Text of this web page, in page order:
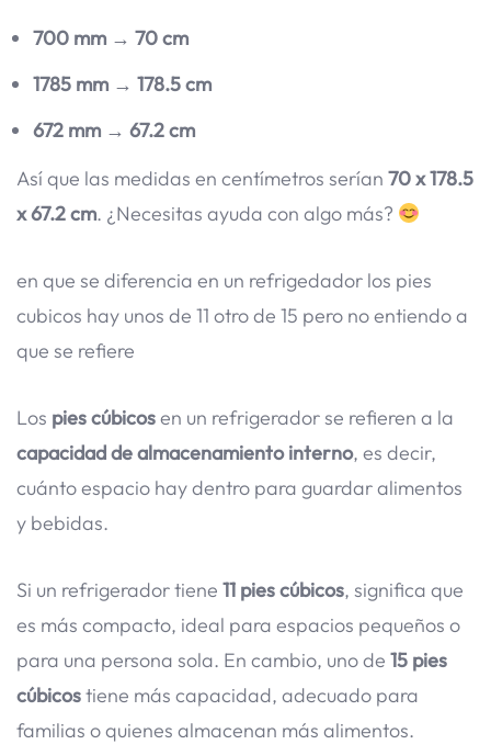
700 mm → 70 cm
1785 mm → 178.5 cm
672 mm → 67.2 cm
Así que las medidas en centímetros serían 70 x 178.5
x 67.2 cm. ¿Necesitas ayuda con algo más?
en que se diferencia en un refrigedador los pies
cubicos hay unos de 11 otro de 15 pero no entiendo a
que se refiere
Los pies cúbicosen un refrigerador se refieren a la
capacidad de almacenamiento interno, es decir,
cuánto espacio hay dentro para guardar alimentos
y bebidas.
Si un refrigerador tiene 11 pies cúbicos, significa que
es más compacto, ideal para espacios pequeños o
para una persona sola. En cambio, uno de 15 pies
cúbicostiene más capacidad, adecuado para
familias o quienes almacenan más alimentos.